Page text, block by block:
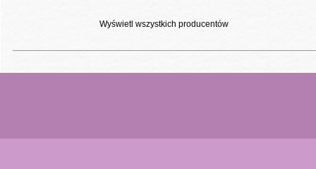
Wyświetl wszystkich producentów